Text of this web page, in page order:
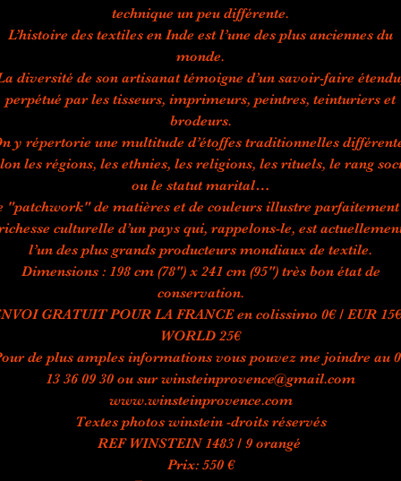
technique un peu différente.
L’histoire des textiles en Inde est l’une des plus anciennes du
monde.
diversité de son artisanat témoigne d’un savoir-faire
perpétué par les tisseurs, imprimeurs, peintres, teinturiers et
brodeurs.
y répertorie une multitude d’étoffes traditionnelles
les régions, les ethnies, les religions, les rituels, le rang
ou le statut marital…
"patchwork" de matières et de couleurs illustre
culturelle d’un pays qui, rappelons-le, est
l’un des plus grands producteurs mondiaux de textile.
Dimensions : 198 cm (78") x 241 cm (95") très bon état de
conservation.
GRATUIT POUR LA FRANCE en colissimo 0€ / EUR
WORLD 25€
de plus amples informations vous pouvez me joindre au
13 36 09 30 ou sur winsteinprovence@gmail.com
www.winsteinprovence.com
Textes photos winstein -droits réservés
REF WINSTEIN 1483 / 9 orangé
Prix: 550 €